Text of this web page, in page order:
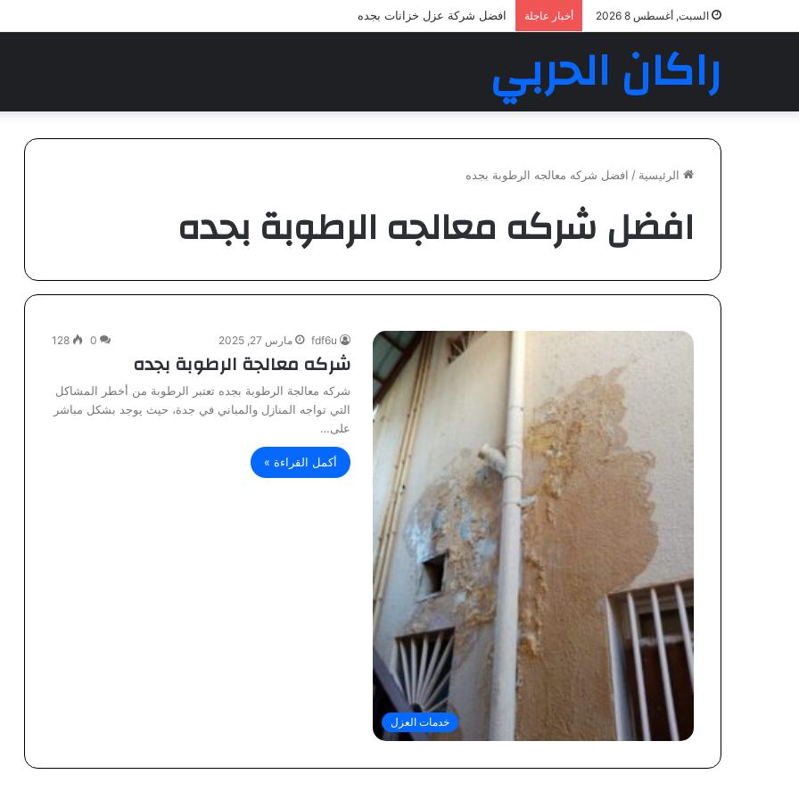
السبت, أغسطس 8 2026 أخبار عاجلة افضل شركة عزل خزانات بجده
راكان الحربي
الرئيسية / افضل شركه معالجه الرطوبة بجده
افضل شركه معالجه الرطوبة بجده
خدمات العزل
fdf6u مارس 27, 2025 0
128
شركه معالجة الرطوبة بجده
شركه معالجة الرطوبة بجده تعتبر الرطوبة من أخطر المشاكل
التي تواجه المنازل والمباني في جدة، حيث يوجد بشكل مباشر
على…
أكمل القراءة »